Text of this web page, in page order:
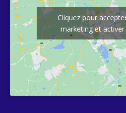
Cliquez pour
marketing et